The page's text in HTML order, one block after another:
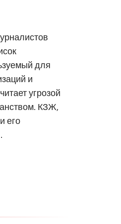
для
и
угрозой
КЗЖ,
его